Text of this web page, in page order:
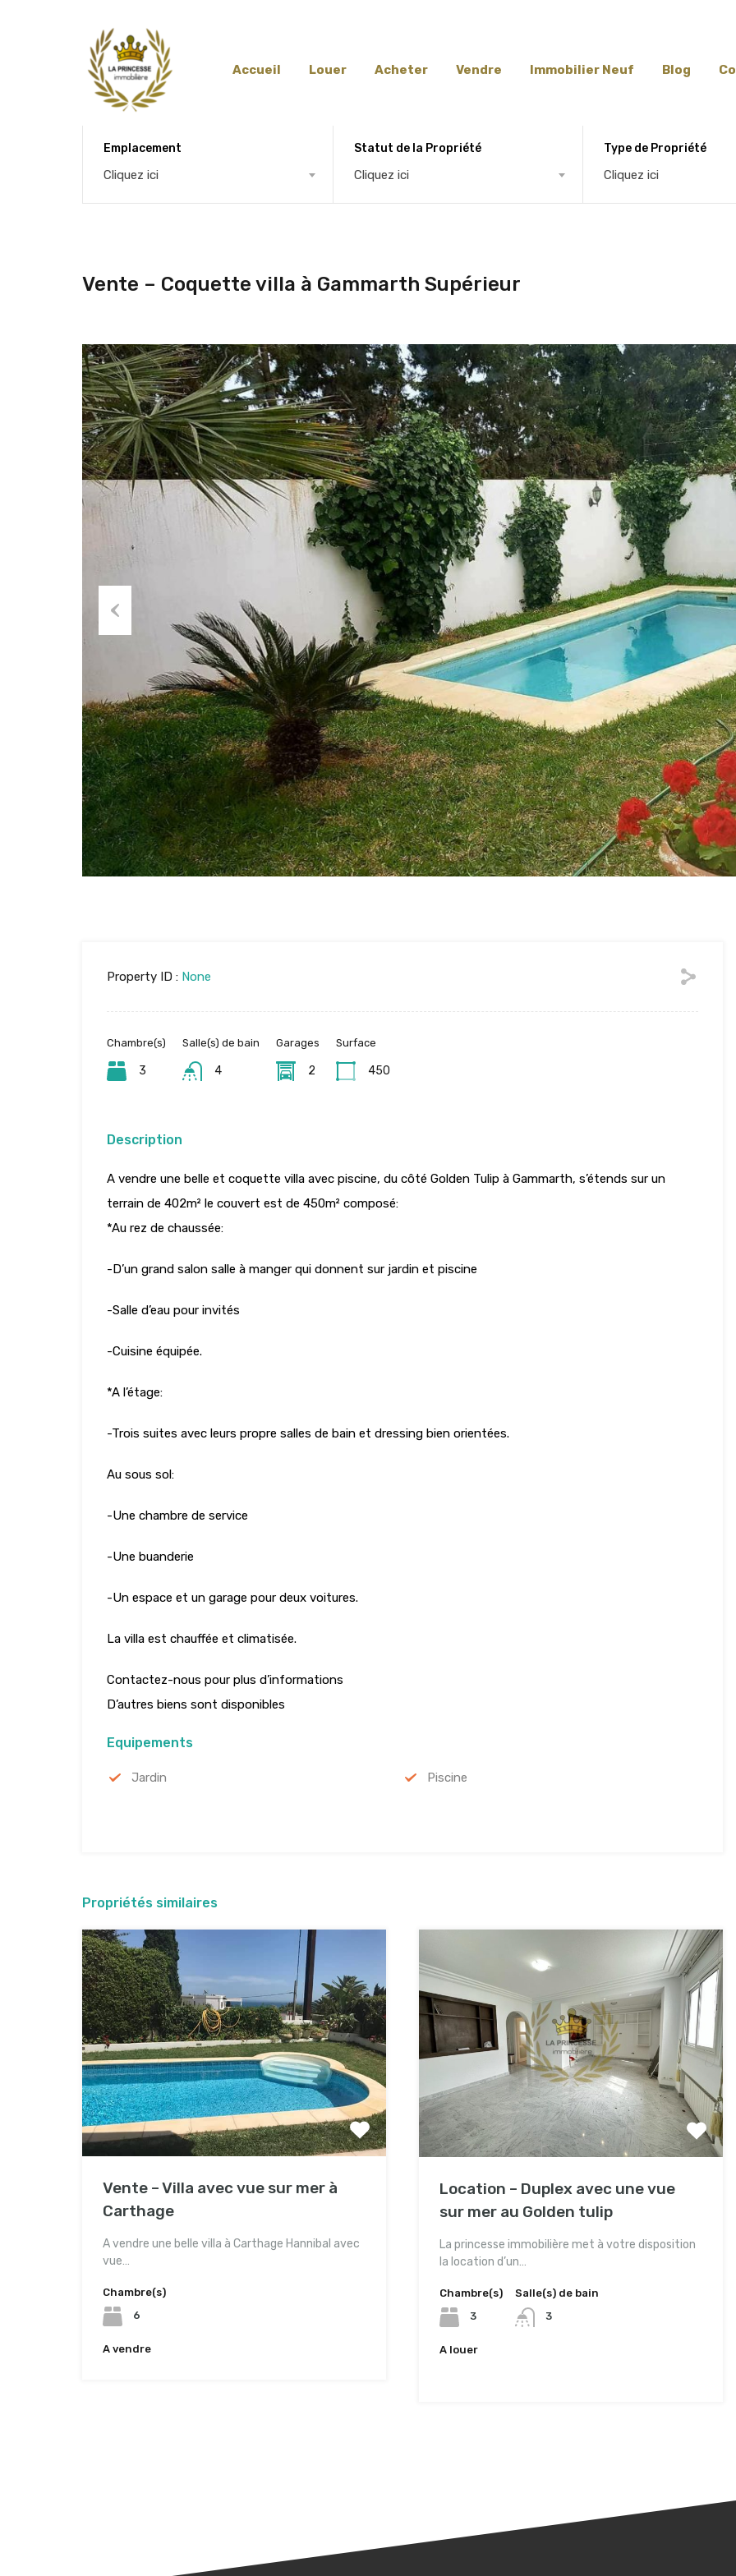
Accueil Louer Acheter Vendre Immobilier Neuf Blog
Emplacement
Cliquez ici
Statut de la Propriété
Cliquez ici
Type de Propriété
Cliquez ici
Vente – Coquette villa à Gammarth Supérieur
Property ID : None
Chambre(s)
3
Salle(s) de bain
4
Garages
2
Surface
450
Description
A vendre une belle et coquette villa avec piscine, du côté Golden Tulip à Gammarth, s’étends sur un
terrain de 402m² le couvert est de 450m² composé:
*Au rez de chaussée:
-D’un grand salon salle à manger qui donnent sur jardin et piscine
-Salle d’eau pour invités
-Cuisine équipée.
*A l’étage:
-Trois suites avec leurs propre salles de bain et dressing bien orientées.
Au sous sol:
-Une chambre de service
-Une buanderie
-Un espace et un garage pour deux voitures.
La villa est chauffée et climatisée.
Contactez-nous pour plus d’informations
D’autres biens sont disponibles
Equipements
Jardin Piscine
Propriétés similaires
Vente – Villa avec vue sur mer à
Carthage
A vendre une belle villa à Carthage Hannibal avec
vue…
Chambre(s)
6
A vendre
Location – Duplex avec une vue
sur mer au Golden tulip
La princesse immobilière met à votre disposition
la location d’un…
Chambre(s)
3
Salle(s) de bain
3
A louer